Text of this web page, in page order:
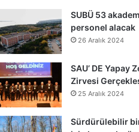
SUBÜ 53
personel alacak
26 Aralık 2024
SAU’ DE Yapay
Zirvesi
25 Aralık 2024
Sürdürülebilir